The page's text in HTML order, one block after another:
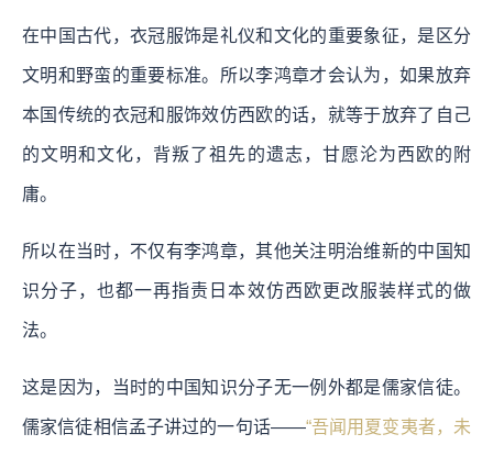
在中国古代，衣冠服饰是礼仪和文化的重要象征，是区分
文明和野蛮的重要标准。所以李鸿章才会认为，如果放弃
本国传统的衣冠和服饰效仿西欧的话，就等于放弃了自己
的文明和文化，背叛了祖先的遗志，甘愿沦为西欧的附
庸。
所以在当时，不仅有李鸿章，其他关注明治维新的中国知
识分子，也都一再指责日本效仿西欧更改服装样式的做
法。
这是因为，当时的中国知识分子无一例外都是儒家信徒。
儒家信徒相信孟子讲过的一句话——“吾闻用夏变夷者，未